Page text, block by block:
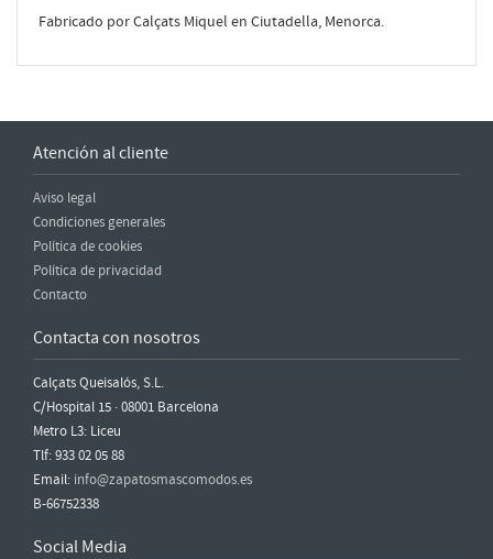
Fabricado por Calçats Miquel en Ciutadella, Menorca.
Atención al cliente
Aviso legal
Condiciones generales
Política de cookies
Política de privacidad
Contacto
Contacta con nosotros
Calçats Queisalós, S.L.
C/Hospital 15 · 08001 Barcelona
Metro L3: Liceu
Tlf: 933 02 05 88
Email: info@zapatosmascomodos.es
B-66752338
Social Media